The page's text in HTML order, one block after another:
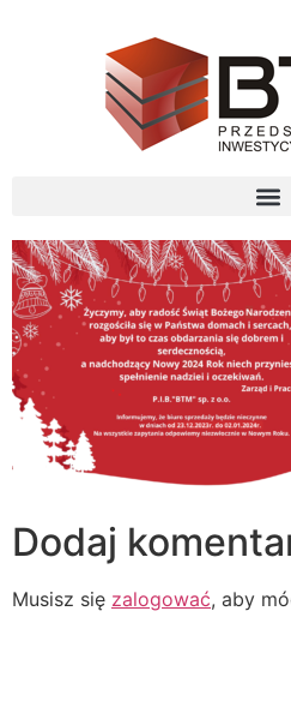
Dodaj
Musisz się zalogować, aby